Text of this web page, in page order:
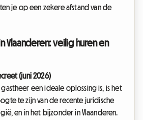
je op een zekere afstand van de
Vlaanderen: veilig huren en
(juni 2026)
een ideale oplossing is, is het
te zijn van de recente juridische
en in het bijzonder in Vlaanderen.